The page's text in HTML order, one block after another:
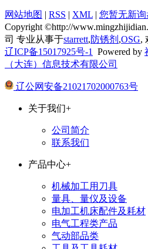
网站地图 RSS XML
您暂无新询
Copyright ©http://
司 专业从事于starrett, 防锈剂 ,OSG,
辽ICP备15017925号-1 Powered by
（大连）信息技术有限公司
辽公网安备21021702000763号
关于我们+
公司简介
联系我们
产品中心+
机械加工用刀具
量具、量仪及设备
电加工机床配件及耗材
电气工程类产品
气动部品类